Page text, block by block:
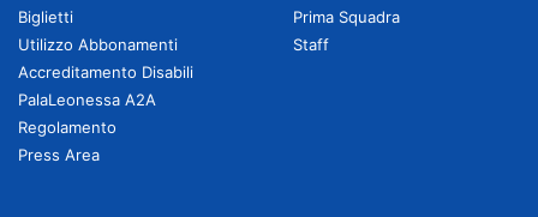
Biglietti
Utilizzo Abbonamenti
Accreditamento Disabili
PalaLeonessa A2A
Regolamento
Press Area
Prima Squadra
Staff